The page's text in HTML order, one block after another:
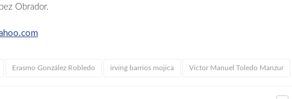
Obrador.
Erasmo González Robledo irving barrios mojica Victor Manuel Toledo Manzur